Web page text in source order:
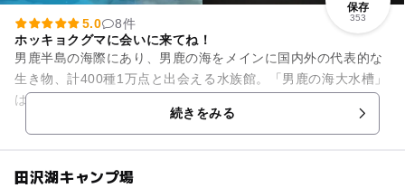
保存
353
5.0
8件
ホッキョクグマに会いに来てね！
男鹿半島の海際にあり、男鹿の海をメインに国内外の代表的な
生き物、計400種1万点と出会える水族館。「男鹿の海大水槽」
は、男鹿の海が再現され、40種2,000匹の魚たちが展示されて
続きをみる
田沢湖キャンプ場